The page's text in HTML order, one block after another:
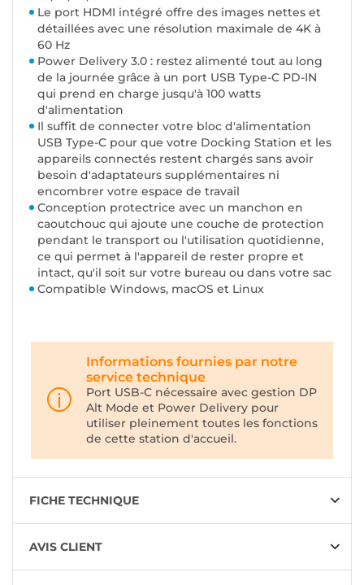
Le port HDMI intégré offre des images nettes et
détaillées avec une résolution maximale de 4K à
60 Hz
Power Delivery 3.0 : restez alimenté tout au long
de la journée grâce à un port USB Type-C PD-IN
qui prend en charge jusqu'à 100 watts
d'alimentation
Il suffit de connecter votre bloc d'alimentation
USB Type-C pour que votre Docking Station et les
appareils connectés restent chargés sans avoir
besoin d'adaptateurs supplémentaires ni
encombrer votre espace de travail
Conception protectrice avec un manchon en
caoutchouc qui ajoute une couche de protection
pendant le transport ou l'utilisation quotidienne,
ce qui permet à l'appareil de rester propre et
intact, qu'il soit sur votre bureau ou dans votre sac
Compatible Windows, macOS et Linux
Informations fournies par notre
service technique
Port USB-C nécessaire avec gestion DP
Alt Mode et Power Delivery pour
utiliser pleinement toutes les fonctions
de cette station d'accueil.
FICHE TECHNIQUE
AVIS CLIENT